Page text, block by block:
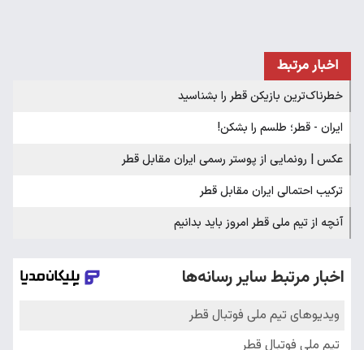
اخبار مرتبط
خطرناک‌ترین بازیکن قطر را بشناسید
ایران - قطر؛ طلسم را بشکن!
عکس | رونمایی از پوستر رسمی ایران مقابل قطر
ترکیب احتمالی ایران مقابل قطر
آنچه از تیم ملی قطر امروز باید بدانیم